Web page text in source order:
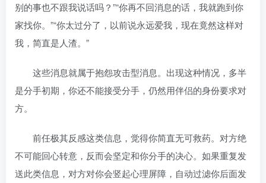
别的事也不跟我说话吗？”“你再不回消息的话，我就跑到你
家找你。”“你太过分了，以前说永远爱我，现在竟然这样对
我，简直是人渣。”
这些消息就属于抱怨攻击型消息。出现这种情况，多半
是分手初期，你还不能接受分手，仍然用伴侣的身份要求对
方。
前任极其反感这类信息，觉得你简直无可救药。对方绝
不可能回心转意，反而会坚定和你分手的决心。如果重复发
送此类信息，对方对你会竖起心理屏障，自动过滤你后面发